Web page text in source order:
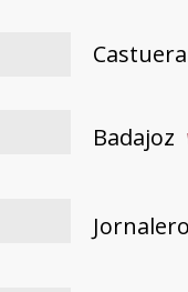
Castuera
Badajoz
Jornalero